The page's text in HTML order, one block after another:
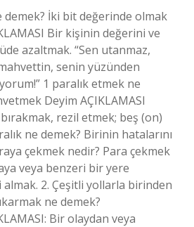
demek? İki bit değerinde olmak
Bir kişinin değerini ve
azaltmak. “Sen utanmaz,
senin yüzünden
1 paralık etmek ne
Deyim AÇIKLAMASI
rezil etmek; beş (on)
ne demek? Birinin hatalarını
çekmek nedir? Para çekmek
veya benzeri bir yere
almak. 2. Çeşitli yollarla birinden
ne demek?
Bir olaydan veya